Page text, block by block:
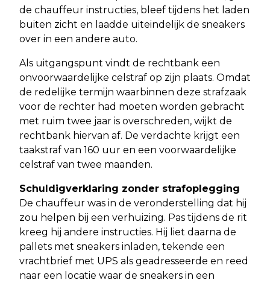
de chauffeur instructies, bleef tijdens het laden
buiten zicht en laadde uiteindelijk de sneakers
over in een andere auto.
Als uitgangspunt vindt de rechtbank een
onvoorwaardelijke celstraf op zijn plaats. Omdat
de redelijke termijn waarbinnen deze strafzaak
voor de rechter had moeten worden gebracht
met ruim twee jaar is overschreden, wijkt de
rechtbank hiervan af. De verdachte krijgt een
taakstraf van 160 uur en een voorwaardelijke
celstraf van twee maanden.
Schuldigverklaring zonder strafoplegging
De chauffeur was in de veronderstelling dat hij
zou helpen bij een verhuizing. Pas tijdens de rit
kreeg hij andere instructies. Hij liet daarna de
pallets met sneakers inladen, tekende een
vrachtbrief met UPS als geadresseerde en reed
naar een locatie waar de sneakers in een